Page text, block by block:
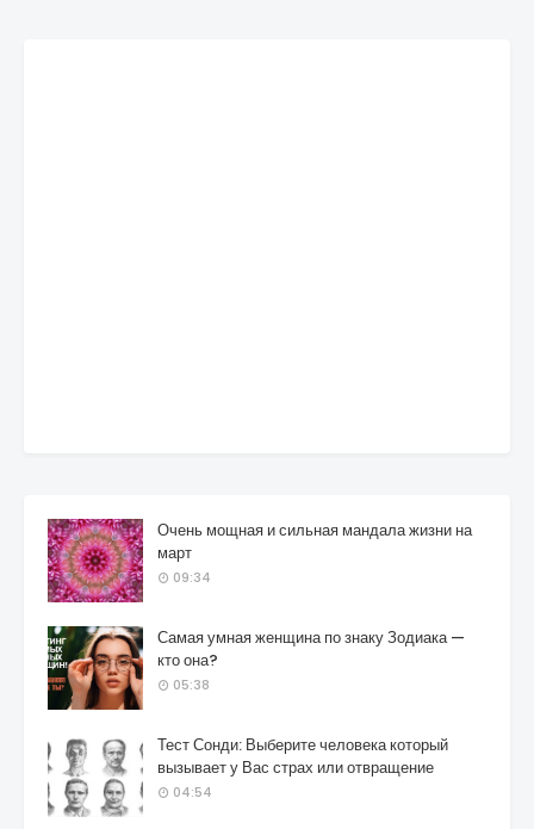
Очень мощная и сильная мандала жизни на
март
09:34
Самая умная женщина по знаку Зодиака —
кто она?
05:38
Тест Сонди: Выберите человека который
вызывает у Вас страх или отвращение
04:54